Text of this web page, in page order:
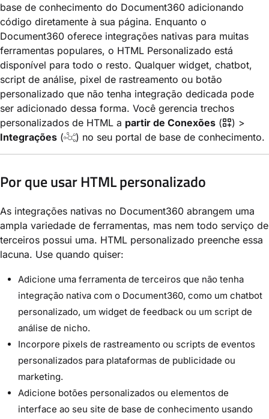
base de conhecimento do Document360 adicionando
código diretamente à sua página. Enquanto o
Document360 oferece integrações nativas para muitas
ferramentas populares, o HTML Personalizado está
disponível para todo o resto. Qualquer widget, chatbot,
script de análise, pixel de rastreamento ou botão
personalizado que não tenha integração dedicada pode
ser adicionado dessa forma. Você gerencia trechos
personalizados de HTML a partir de Conexões (
) >
Integrações ( ) no seu portal de base de conhecimento.
Por que usar HTML personalizado
As integrações nativas no Document360 abrangem uma
ampla variedade de ferramentas, mas nem todo serviço de
terceiros possui uma. HTML personalizado preenche essa
lacuna. Use quando quiser:
Adicione uma ferramenta de terceiros que não tenha
integração nativa com o Document360, como um chatbot
personalizado, um widget de feedback ou um script de
análise de nicho.
Incorpore pixels de rastreamento ou scripts de eventos
personalizados para plataformas de publicidade ou
marketing.
Adicione botões personalizados ou elementos de
interface ao seu site de base de conhecimento usando